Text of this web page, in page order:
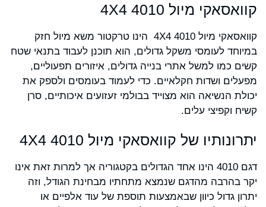
קוואסאקי מיול 4010 4X4
קוואסאקי מיול 4010 4X4 הינו טרקטור משא מיול חזק
במיוחד לעומסי משקל גדולים, הוא תוכנן לעבוד בתנאי שטח
קשים כמו למשל אתרי בנייה גדולים, איזורים תפעוליים,
מפעלים ושדות חקלאיים. כדי לעמוד בעומסים ולספק את
יכולת הנשיאה הוא מצוייד בבולמי זעזועים איכותיים, סרן
קשיח וקפיצי עלים.
יתרונותיו של קוואסאקי מיול 4010 4X4
דגם 4010 הינו אחד הגדולים בקטגוריה אך למרות זאת אינו
יקר בהרבה מהדגם שנמצא מתחתיו מבחינת הגודל, וזה
יתרון גדול כיוון שבאמצעות תוספת של עוד אלפיים או